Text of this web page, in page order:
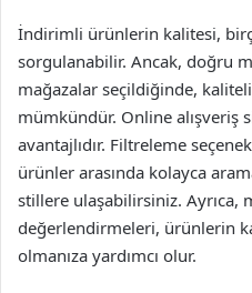
İndirimli ürünlerin kalitesi,
sorgulanabilir. Ancak, doğru
mağazalar seçildiğinde,
mümkündür. Online alışveriş
avantajlıdır. Filtreleme
ürünler arasında kolayca
stillere ulaşabilirsiniz. Ayrıca,
değerlendirmeleri, ürünlerin
olmanıza yardımcı olur.